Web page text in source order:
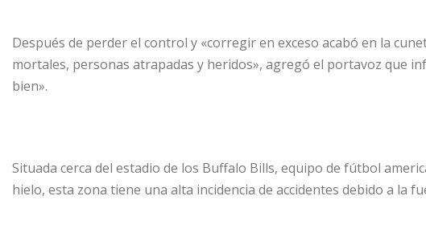
Después de perder el control y «corregir en exceso acabó en la
mortales, personas atrapadas y heridos», agregó el portavoz que
bien».
Situada cerca del estadio de los Buffalo Bills, equipo de fútbol
hielo, esta zona tiene una alta incidencia de accidentes debido a la